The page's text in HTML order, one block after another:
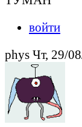
войти
phys Чт, 29/